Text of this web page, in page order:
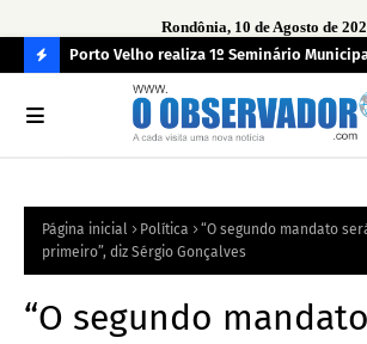
Rondônia, 10 de Agosto de
O
R
Porto Velho realiza 1º Seminário
Sólidos no dia 14 de agosto
Página inicial Política
“O segundo mandato
primeiro”, diz Sérgio Gonçalves
“O segundo